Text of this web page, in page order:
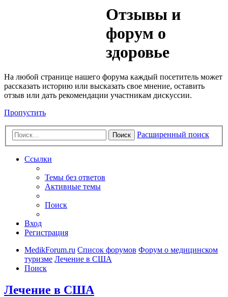
Отзывы и
форум о
здоровье
На любой странице нашего форума каждый посетитель может
рассказать историю или высказать свое мнение, оставить
отзыв или дать рекомендации участникам дискуссии.
Пропустить
Поиск Расширенный поиск
Ссылки
Темы без ответов
Активные темы
Поиск
Вход
Регистрация
MedikForum.ru Список форумов Форум о медицинском
туризме Лечение в США
Поиск
Лечение в США